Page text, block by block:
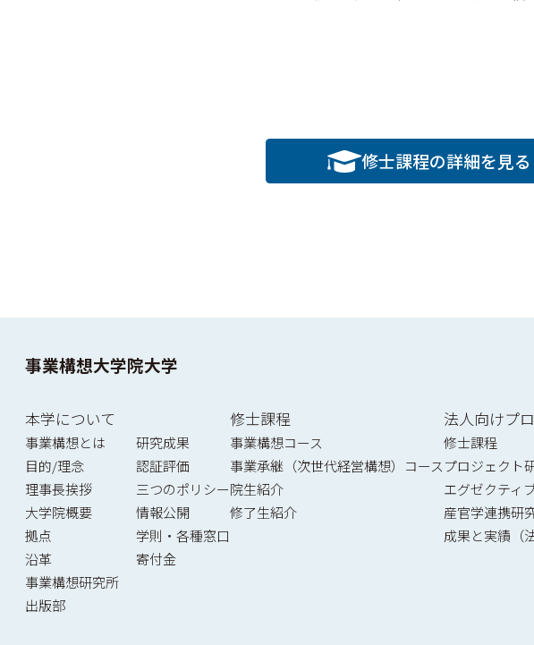
修士課程の詳細を見る
事業構想大学院大学
本学について
事業構想とは
目的/理念
理事長挨拶
大学院概要
拠点
沿革
事業構想研究所
出版部
研究成果
認証評価
三つのポリシー
情報公開
学則・各種窓口
寄付金
修士課程
事業構想コース
事業承継（次世代経営構想）コース
院生紹介
修了生紹介
法人向けプ
修士課程
プロジェクト
エグゼクティ
産官学連携研
成果と実績（法